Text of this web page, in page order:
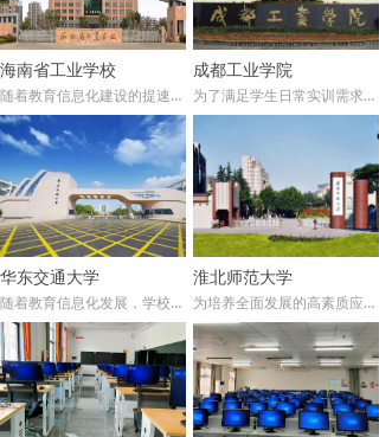
海南省工业学校
随着教育信息化建设的提速，海南省工业学校非常重视信息技术在教学中的作用；学院也积极采用云桌面技术提升信息化水平。
成都工业学院
为了满足学生日常实训需求，同时建设一个稳定、安全和简化管理的云桌面平台，成都工业学院采用云之翼云桌面方案，分多期部署29间云桌面实训教室，解决了师生日常的教学与实训需求。
华东交通大学
随着教育信息化发展，学校对信息化教学需求日益增加。由于学校机房的pc使用年限已久，硬件计算能力无法跟上教学需求。因此，学院采用云之翼云桌面方案，共建设了1566点的云桌面，用于承载学校各个学院的公共课使用，满足不同专业学生上课、实验和考试需求。
淮北师范大学
为培养全面发展的高素质应用型人才，淮北师范大学在注重理论教学的同时，加强实践教学建设，采用了云之翼一体机，云之翼云桌面VOI方案，分布在相山校区逸夫楼和滨湖校区文源楼，共部署540点云桌面，增设9个机房，满足各系学生公共基础课、专业课程等上机需求。